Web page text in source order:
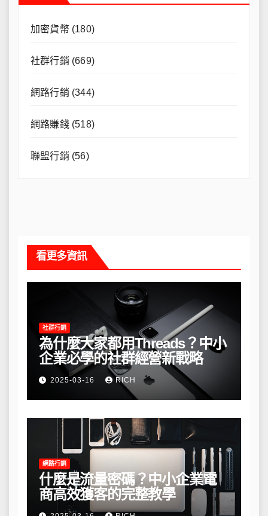
加密貨幣(180)
社群行銷 (669)
網路行銷 (344)
網路賺錢(518)
聯盟行銷 (56)
看更多資訊
社群行銷
為什麼大家都用Threads？中小
企業必學的社群經營新戰略
2025-03-16 RICH
網路行銷
什麼是流量密碼？中小企業電
商高效獲客的完整教學